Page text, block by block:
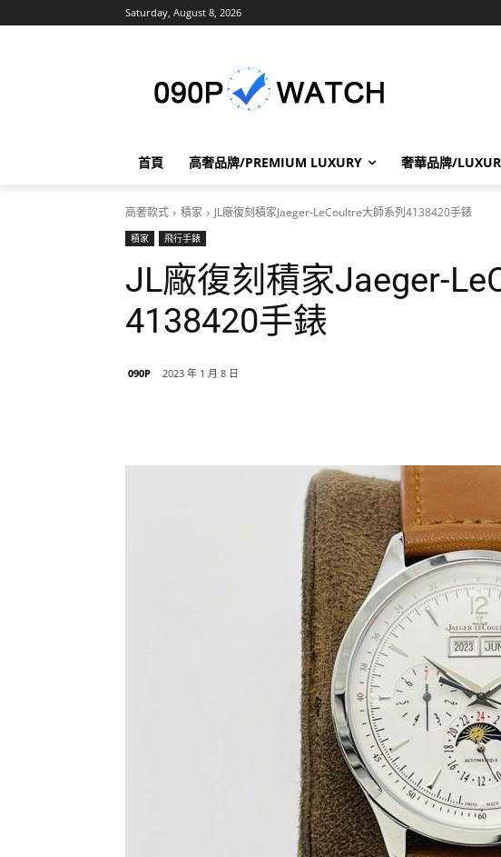
Saturday, August 8, 2026
首頁 高奢品牌/PREMIUM LUXURY 奢華品牌/
高奢款式 積家 JL廠復刻積家Jaeger-LeCoultre大師系列4138420手錶
積家 飛行手錶
JL廠復刻積家Jaeger-
4138420手錶
090P 2023 年 1 月 8 日